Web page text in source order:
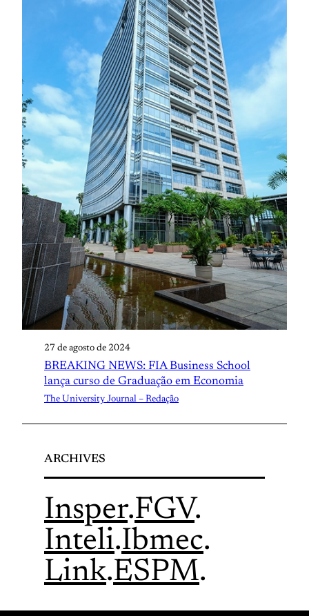
27 de agosto de 2024
BREAKING NEWS: FIA Business School
lança curso de Graduação em Economia
The University Journal – Redação
ARCHIVES
Insper.FGV.
Inteli.Ibmec.
Link.ESPM.